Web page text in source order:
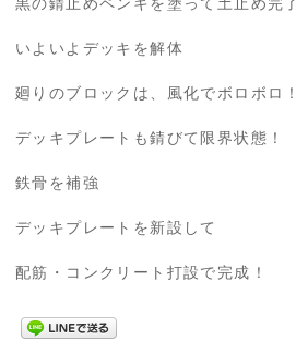
黒の錆止めペンキを塗って土止め完了
いよいよデッキを解体
廻りのブロックは、風化でボロボロ！
デッキプレートも錆びて限界状態！
鉄骨を補強
デッキプレートを新設して
配筋・コンクリート打設で完成！